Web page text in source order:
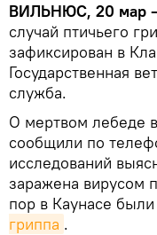
ВИЛЬНЮС, 20 мар
случай птичьего
зафиксирован в
Государственная
служба.
О мертвом лебеде
сообщили по
исследований
заражена вирусом
пор в Каунасе
гриппа .